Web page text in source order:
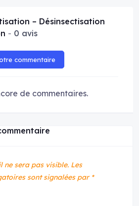
– Désinsectisation
0 avis
commentaire
de commentaires.
ne sera pas visible. Les
sont signalées par *